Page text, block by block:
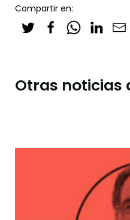
Compartir en:
Otras noticias